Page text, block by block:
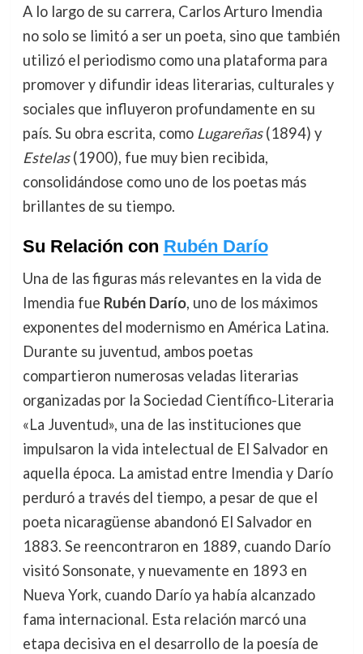
A lo largo de su carrera, Carlos Arturo Imendia
no solo se limitó a ser un poeta, sino que también
utilizó el periodismo como una plataforma para
promover y difundir ideas literarias, culturales y
sociales que influyeron profundamente en su
país. Su obra escrita, como Lugareñas(1894) y
Estelas(1900), fue muy bien recibida,
consolidándose como uno de los poetas más
brillantes de su tiempo.
Su Relación con Rubén Darío
Una de las figuras más relevantes en la vida de
Imendia fue Rubén Darío, uno de los máximos
exponentes del modernismo en América Latina.
Durante su juventud, ambos poetas
compartieron numerosas veladas literarias
organizadas por la Sociedad Científico-Literaria
«La Juventud», una de las instituciones que
impulsaron la vida intelectual de El Salvador en
aquella época. La amistad entre Imendia y Darío
perduró a través del tiempo, a pesar de que el
poeta nicaragüense abandonó El Salvador en
1883. Se reencontraron en 1889, cuando Darío
visitó Sonsonate, y nuevamente en 1893 en
Nueva York, cuando Darío ya había alcanzado
fama internacional. Esta relación marcó una
etapa decisiva en el desarrollo de la poesía de